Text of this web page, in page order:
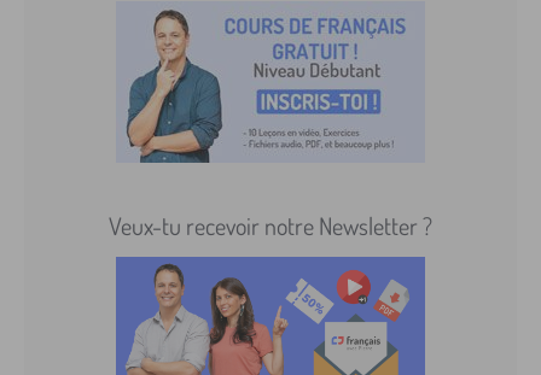
Veux-tu recevoir notre Newsletter ?